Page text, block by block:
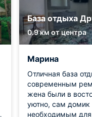
База отдыха
0.9 км от центра
Марина
Отличная база
современным
жена были в
уютно, сам
необходимым